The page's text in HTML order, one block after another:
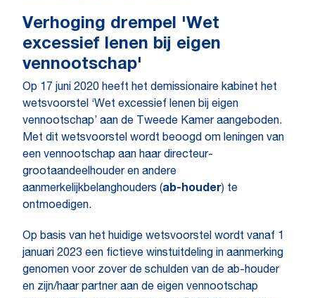
Verhoging drempel 'Wet
excessief lenen bij eigen
vennootschap'
Op 17 juni 2020 heeft het demissionaire kabinet het
wetsvoorstel ‘Wet excessief lenen bij eigen
vennootschap’ aan de Tweede Kamer aangeboden.
Met dit wetsvoorstel wordt beoogd om leningen van
een vennootschap aan haar directeur-
grootaandeelhouder en andere
aanmerkelijkbelanghouders (ab-houder) te
ontmoedigen.
Op basis van het huidige wetsvoorstel wordt vanaf 1
januari 2023 een fictieve winstuitdeling in aanmerking
genomen voor zover de schulden van de ab-houder
en zijn/haar partner aan de eigen vennootschap